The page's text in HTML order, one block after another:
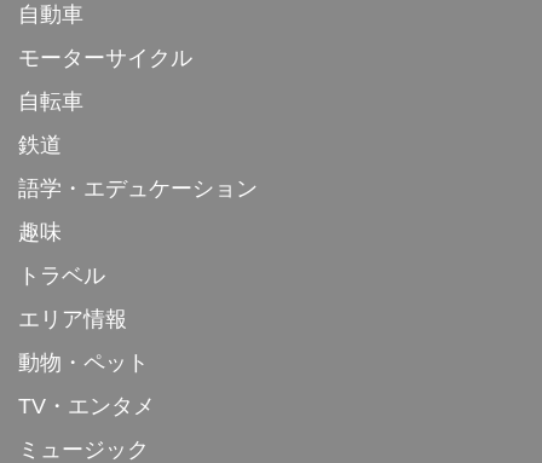
自動車
モーターサイクル
自転車
鉄道
語学・エデュケーション
趣味
トラベル
エリア情報
動物・ペット
TV・エンタメ
ミュージック